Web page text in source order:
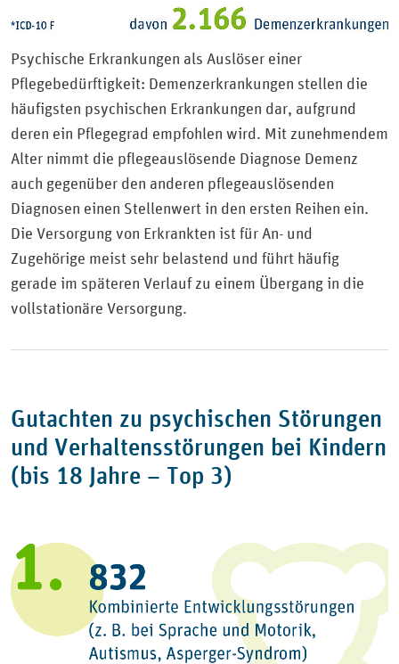
Psychische Erkrankungen als Auslöser einer
Pflegebedürftigkeit: Demenzerkrankungen stellen die
häufigsten psychischen Erkrankungen dar, aufgrund
deren ein Pflegegrad empfohlen wird. Mit zunehmendem
Alter nimmt die pflegeauslösende Diagnose Demenz
auch gegenüber den anderen pflegeauslösenden
Diagnosen einen Stellenwert in den ersten Reihen ein.
Die Versorgung von Erkrankten ist für An- und
Zugehörige meist sehr belastend und führt häufig
gerade im späteren Verlauf zu einem Übergang in die
vollstationäre Versorgung.
Gutachten zu psychischen Störungen
und Verhaltensstörungen bei Kindern
(bis 18 Jahre – Top 3)